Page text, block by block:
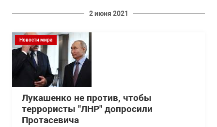
2 июня 2021
Новости мира
Лукашенко не против, чтобы
террористы "ЛНР" допросили
Протасевича